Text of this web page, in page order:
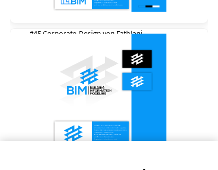
#45 Corporate-Design von Fathlani